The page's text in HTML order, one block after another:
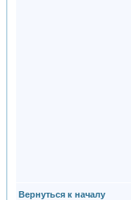
Вернуться к началу